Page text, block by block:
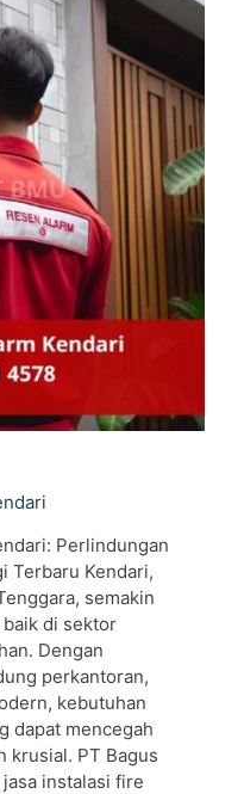
Perlindungan
Terbaru Kendari,
semakin
di sektor
Dengan
perkantoran,
kebutuhan
dapat mencegah
krusial. PT Bagus
instalasi fire